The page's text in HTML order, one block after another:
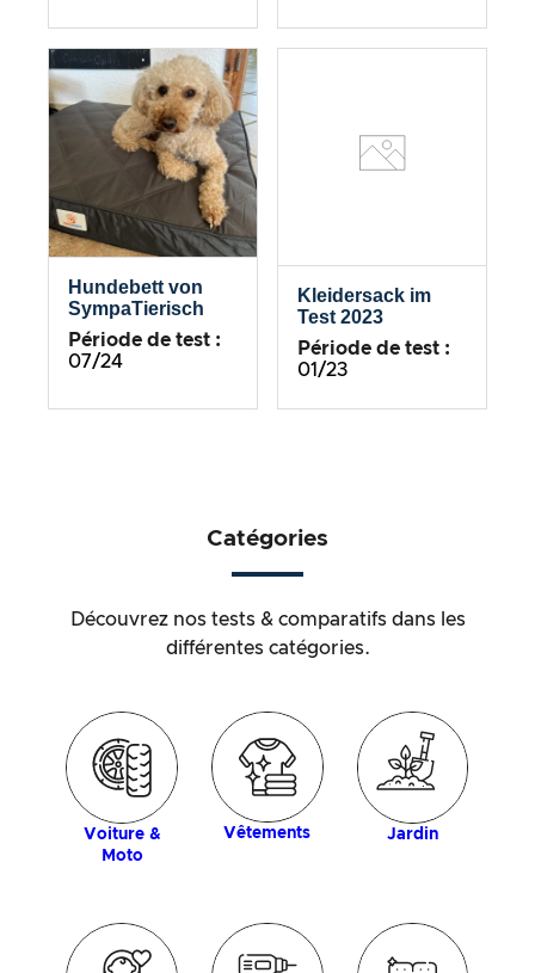
Hundebett von
SympaTierisch
Période de test :
07/24
Kleidersack im
Test 2023
Période de test :
01/23
Catégories
Découvrez nos tests & comparatifs dans les
différentes catégories.
Voiture &
Moto
Vêtements Jardin